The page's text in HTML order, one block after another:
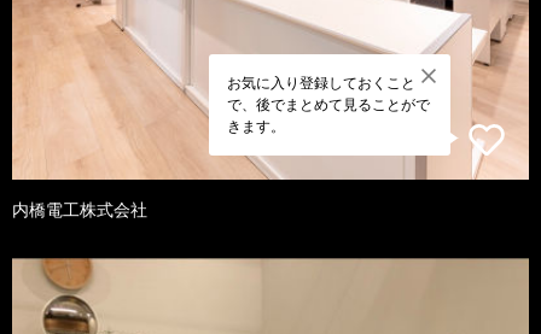
お気に入り登録しておくこと
で、後でまとめて見ることがで
きます。
内橋電工株式会社